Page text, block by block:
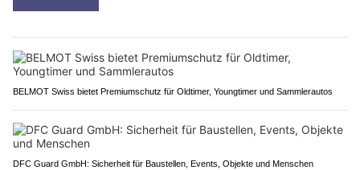
BELMOT Swiss bietet Premiumschutz für Oldtimer, Youngtimer und Sammlerautos
DFC Guard GmbH: Sicherheit für Baustellen, Events, Objekte und Menschen